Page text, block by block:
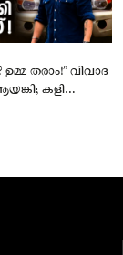
തരാം!” വിവാദ
കളി